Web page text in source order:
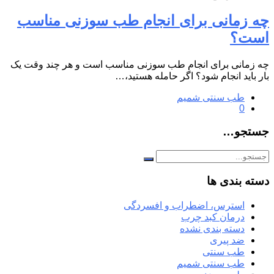
چه زمانی برای انجام طب سوزنی مناسب
است؟
چه زمانی برای انجام طب سوزنی مناسب است و هر چند وقت یک
بار باید انجام شود؟ اگر حامله هستید،…
طب سنتی شمیم
0
جستجو…
دسته بندی ها
استرس، اضطراب و افسردگی
درمان کبد چرب
دسته بندی نشده
ضد پیری
طب سنتی
طب سنتی شمیم